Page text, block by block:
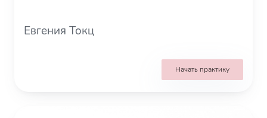
Евгения Токц
Начать практику